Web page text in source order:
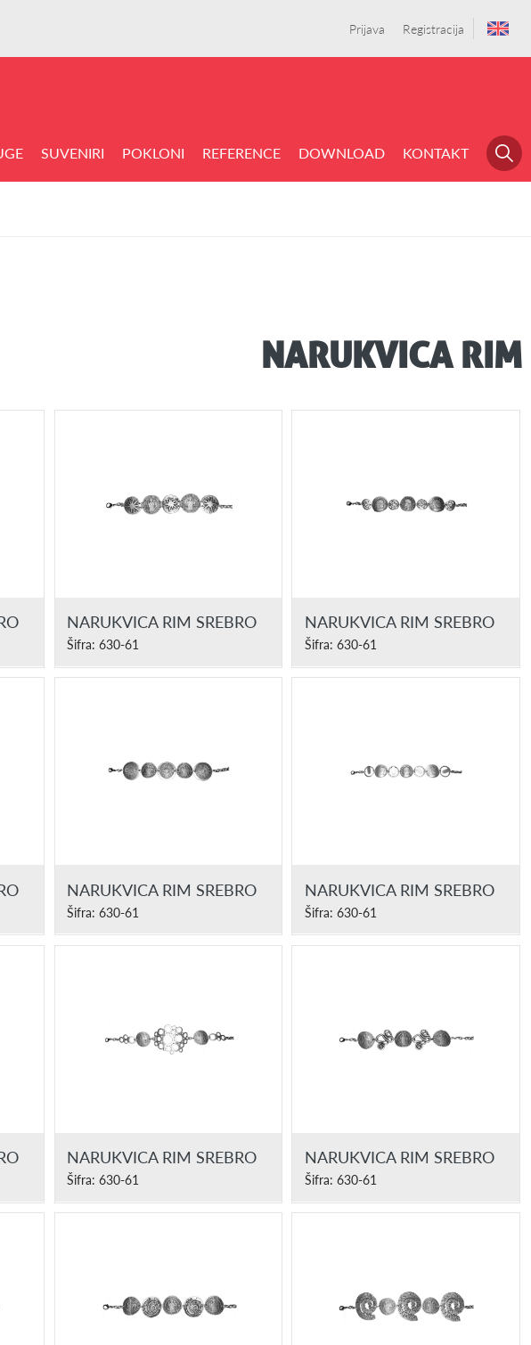
Prijava Registracija
SUVENIRI POKLONI REFERENCE DOWNLOAD KONTAKT
NARUKVICA RIM
NARUKVICA RIM SREBRO
Šifra: 630-61
NARUKVICA RIM SREBRO
Šifra: 630-61
NARUKVICA RIM SREBRO
Šifra: 630-61
NARUKVICA RIM SREBRO
Šifra: 630-61
NARUKVICA RIM SREBRO
Šifra: 630-61
NARUKVICA RIM SREBRO
Šifra: 630-61